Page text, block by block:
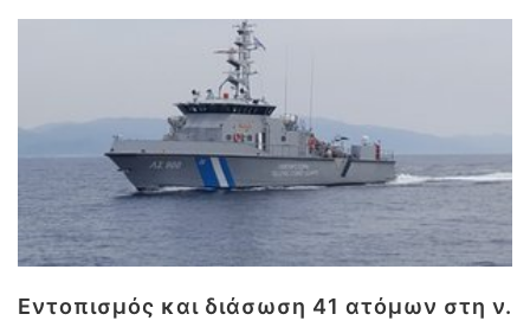
Εντοπισμός και διάσωση 41 ατόμων στη ν.